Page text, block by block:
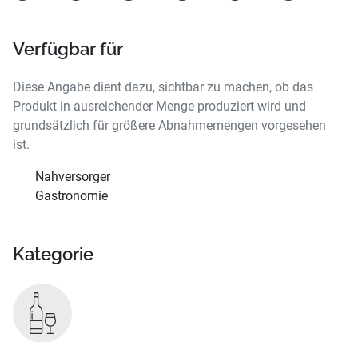
Verfügbar für
Diese Angabe dient dazu, sichtbar zu machen, ob das
Produkt in ausreichender Menge produziert wird und
grundsätzlich für größere Abnahmemengen vorgesehen
ist.
Nahversorger
Gastronomie
Kategorie